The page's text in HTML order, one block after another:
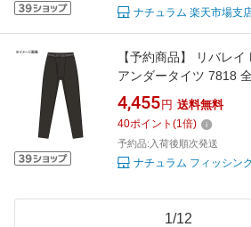
ナチュラム 楽天市場支
【予約商品】 リバレ
アンダータイツ 7818
4,455 円 送料無料
40ポイント (1倍)
予約品:入荷後順次発送
ナチュラム フィッシン
1/12